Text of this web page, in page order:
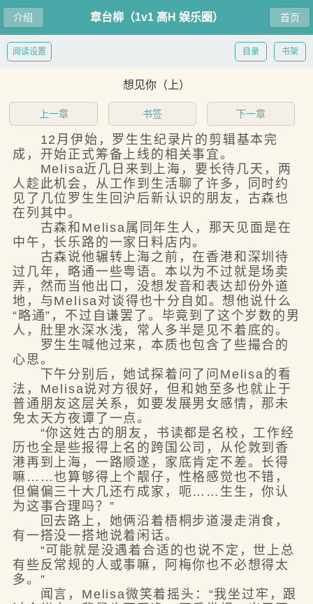
介绍 首页
章台柳（1v1 高H 娱乐圈）
书架
目录
阅读设置
想见你（上）
上一章 书签 下一章
12月伊始，罗生生纪录片的剪辑基本完
成，开始正式筹备上线的相关事宜。
Melisa近几日来到上海，要长待几天，两
人趁此机会，从工作到生活聊了许多，同时约
见了几位罗生生回沪后新认识的朋友，古森也
在列其中。
古森和Melisa属同年生人，那天见面是在
中午，长乐路的一家日料店内。
古森说他辗转上海之前，在香港和深圳待
过几年，略通一些粤语。本以为不过就是场卖
弄，然而当他出口，没想发音和表达却份外道
地，与Melisa对谈得也十分自如。想他说什么
“略通”，不过自谦罢了。毕竟到了这个岁数的男
人，肚里水深水浅，常人多半是见不着底的。
罗生生喊他过来，本质也包含了些撮合的
心思。
下午分别后，她试探着问了问Melisa的看
法，Melisa说对方很好，但和她至多也就止于
普通朋友这层关系，如要发展男女感情，那未
免太天方夜谭了一点。
“你这姓古的朋友，书读都是名校，工作经
历也全是些报得上名的跨国公司，从伦敦到香
港再到上海，一路顺遂，家底肯定不差。长得
嘛……也算够得上个靓仔，性格感觉也不错，
但偏偏三十大几还冇成家，呃……生生，你认
为这事合理吗？”
回去路上，她俩沿着梧桐步道漫走消食，
有一搭没一搭地说着闲话。
“可能就是没遇着合适的也说不定，世上总
有些反常规的人或事嘛，阿梅你也不必想得太
多。”
闻言，Melisa微笑着摇头：“我坐过牢，跟